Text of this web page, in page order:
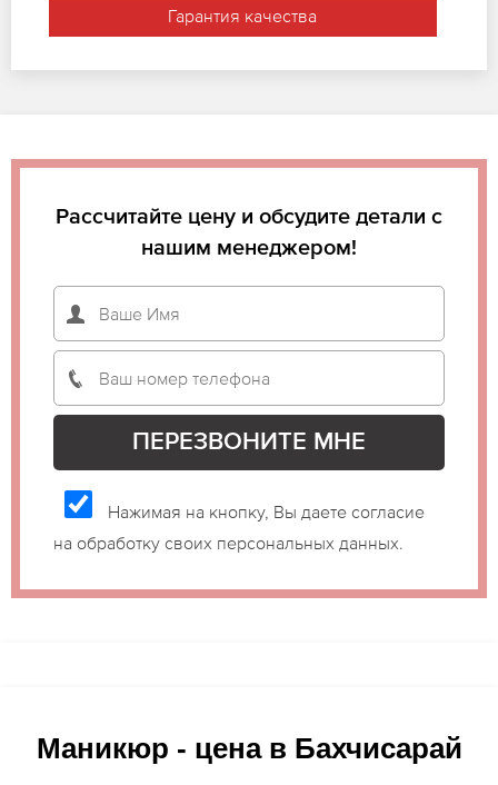
Гарантия качества
Рассчитайте цену и обсудите детали с
нашим менеджером!
Нажимая на кнопку, Вы даете согласие
на обработку своих персональных данных.
Маникюр - цена в Бахчисарай